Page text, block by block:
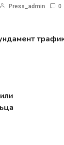
Press_admin 0